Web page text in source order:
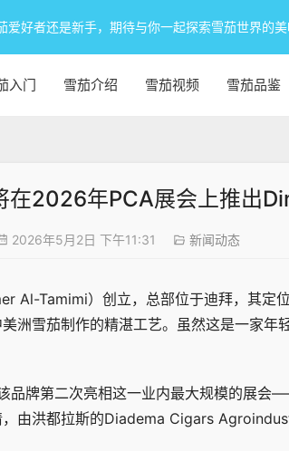
入门 雪茄介绍 雪茄视频 雪茄品鉴
2026年PCA展会上推出
2026年5月2日 下午11:31 新闻动态
Al-Tamimi）创立，总部位于迪拜，其
洲雪茄制作的精湛工艺。虽然这是一家年
牌第二次亮相这一业内最大规模的展会
由洪都拉斯的Diadema Cigars
好者还是新手，期待与你一起探索雪茄世界的美